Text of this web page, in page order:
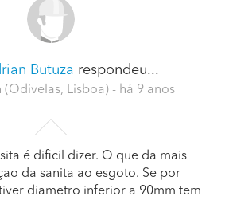
Butuza respondeu...
(Odivelas, Lisboa) - há 9 anos
é dificil dizer. O que da mais
da sanita ao esgoto. Se por
diametro inferior a 90mm tem